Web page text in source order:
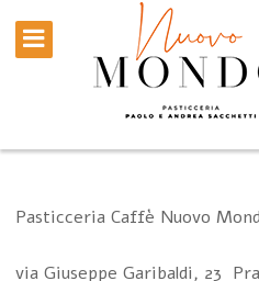
Pasticceria Caffè Nuovo
via Giuseppe Garibaldi, 23